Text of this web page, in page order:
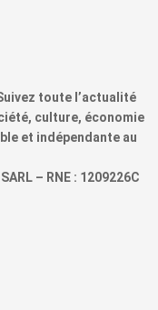
toute l’actualité
culture, économie
et indépendante au
– RNE : 1209226C